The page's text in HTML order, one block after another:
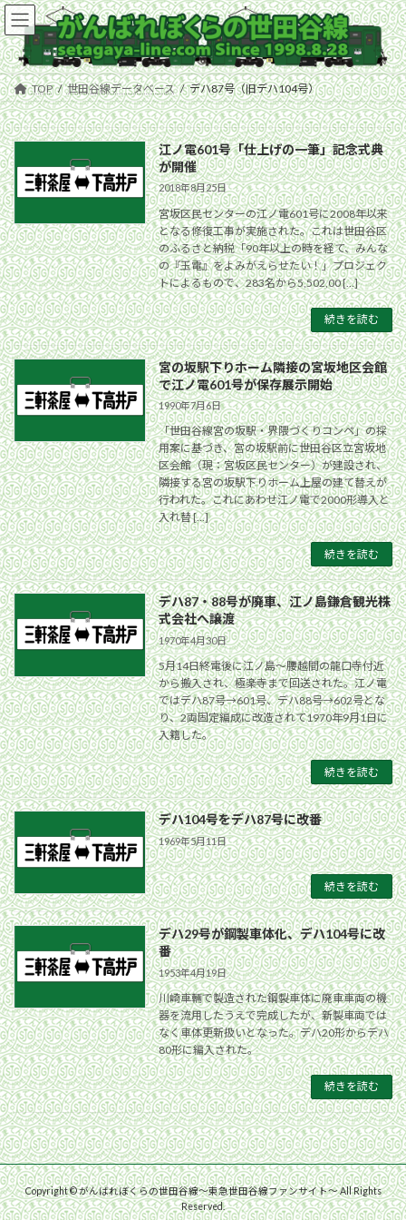
コ
ン
テ
ン
ツ
へ
ス
キ
ッ
プ
ナ
ビ
ゲ
ー
シ
ョ
ン
に
移
動
TOP 世田谷線データベース デハ87号（旧デハ104号）
江ノ電601号「仕上げの一筆」記念式典
が開催
2018年8月25日
宮坂区民センターの江ノ電601号に2008年以来
となる修復工事が実施された。これは世田谷区
のふるさと納税「90年以上の時を経て、みんな
の『玉電』をよみがえらせたい！」プロジェク
トによるもので、283名から5,502,00 […]
続きを読む
宮の坂駅下りホーム隣接の宮坂地区会館
で江ノ電601号が保存展示開始
1990年7月6日
「世田谷線宮の坂駅・界隈づくりコンペ」の採
用案に基づき、宮の坂駅前に世田谷区立宮坂地
区会館（現：宮坂区民センター）が建設され、
隣接する宮の坂駅下りホーム上屋の建て替えが
行われた。これにあわせ江ノ電で2000形導入と
入れ替 […]
続きを読む
デハ87・88号が廃車、江ノ島鎌倉観光株
式会社へ譲渡
1970年4月30日
5月14日終電後に江ノ島〜腰越間の龍口寺付近
から搬入され、極楽寺まで回送された。江ノ電
ではデハ87号→601号、デハ88号→602号とな
り、2両固定編成に改造されて1970年9月1日に
入籍した。
続きを読む
デハ104号をデハ87号に改番
1969年5月11日
続きを読む
デハ29号が鋼製車体化、デハ104号に改
番
1953年4月19日
川崎車輛で製造された鋼製車体に廃車車両の機
器を流用したうえで完成したが、新製車両では
なく車体更新扱いとなった。デハ20形からデハ
80形に編入された。
続きを読む
Copyright © がんばれぼくらの世田谷線〜東急世田谷線ファンサイト〜 All Rights
Reserved.